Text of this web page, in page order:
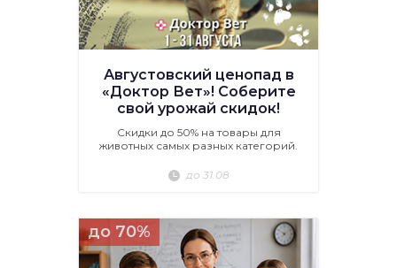
Августовский ценопад в
«Доктор Вет»! Соберите
свой урожай скидок!
Скидки до 50% на товары для
животных самых разных категорий.
до 31.08
до 70%